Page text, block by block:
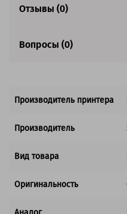
Совместим с аппаратами
Отзывы (0)
Вопросы (0)
Производитель принтера
Производитель
Вид товара
Оригинальность